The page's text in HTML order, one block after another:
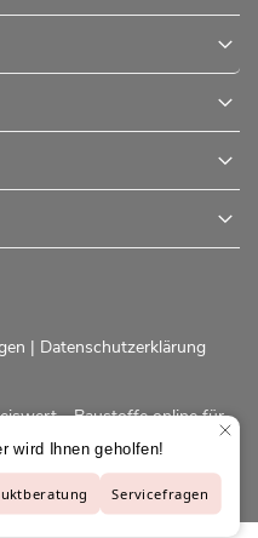
- Baustoffe online für
|bausep.de
| Datenschutzerklärung